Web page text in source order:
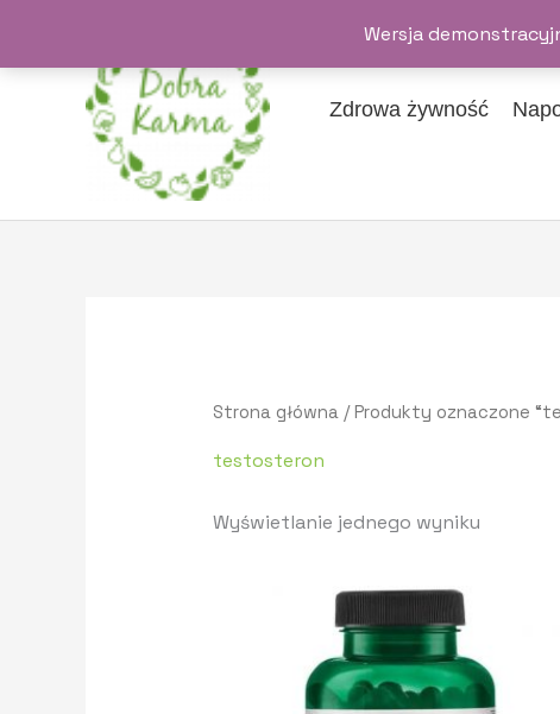
Wersja
treści
Zdrowa żywność
Strona główna/ Produkty oznaczone
testosteron
Wyświetlanie jednego wyniku